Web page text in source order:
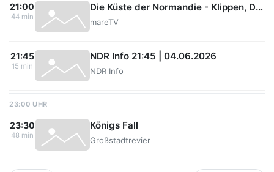
21:00
44 min
Die Küste der Normandie - Klippen, Dünen und der D-Day
mareTV
21:45
15 min
NDR Info 21:45 | 04.06.2026
NDR Info
23:00 UHR
23:30
48 min
Königs Fall
Großstadtrevier